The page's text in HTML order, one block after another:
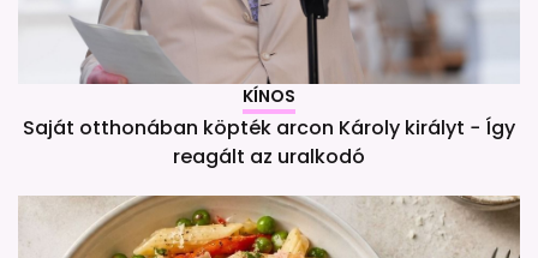
KÍNOS
Saját otthonában köpték arcon Károly királyt − Így
reagált az uralkodó